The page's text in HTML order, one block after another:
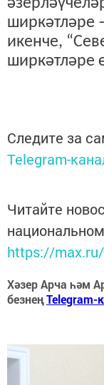
ширкәтләре
икенче,
ширкәтләре
Следите за
Telegram-
Читайте
https://
Хәзер Арча һәм
безнеңTelegram-